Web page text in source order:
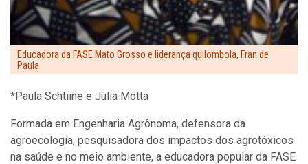
Educadora da FASE Mato Grosso e liderança quilombola, Fran de
Paula
*Paula Schtiine e Júlia Motta
Formada em Engenharia Agrônoma, defensora da
agroecologia, pesquisadora dos impactos dos agrotóxicos
na saúde e no meio ambiente, a educadora popular da FASE